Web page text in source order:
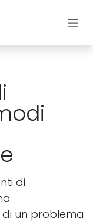
di
un problema